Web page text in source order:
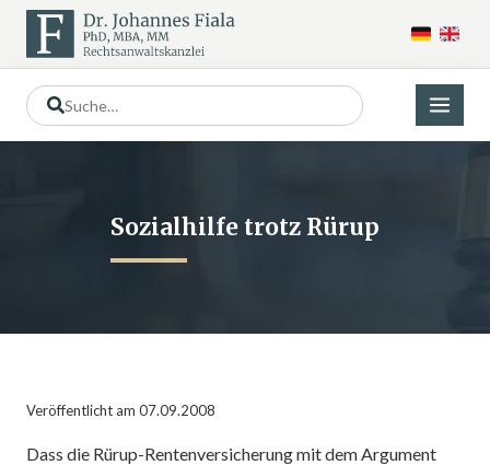
Sozialhilfe trotz Rürup
Veröffentlicht am 07.09.2008
Dass die Rürup-Rentenversicherung mit dem Argument